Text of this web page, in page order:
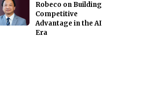
Robeco on Building
Competitive
Advantage in the AI
Era